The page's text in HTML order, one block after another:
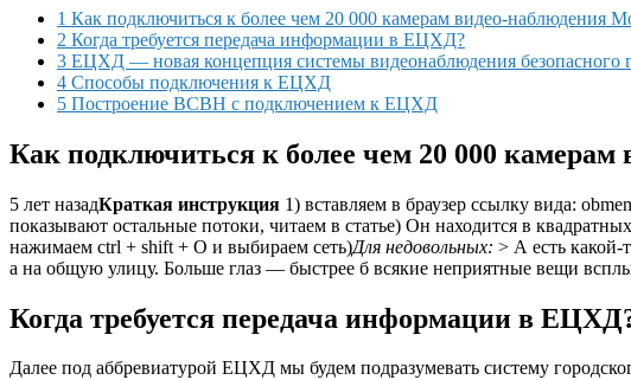
1 Как подключиться к более чем 20 000 камерам видео-наблюдения
2 Когда требуется передача информации в ЕЦХД?
3 ЕЦХД — новая концепция системы видеонаблюдения безопасного
4 Способы подключения к ЕЦХД
5 Построение ВСВН с подключением к ЕЦХД
Как подключиться к более чем 20 000
5 лет назадКраткая инструкция 1) вставляем в браузер ссылку вида:
показывают остальные потоки, читаем в статье) Он находится в
нажимаем ctrl + shift + O и выбираем сеть)Для недовольных: > А есть какой-
а на общую улицу. Больше глаз — быстрее б всякие неприятные вещи
Когда требуется передача информации в
Далее под аббревиатурой ЕЦХД мы будем подразумевать систему